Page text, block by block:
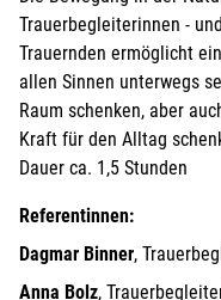
Trauerbegleiterinnen -
Trauernden ermöglicht
allen Sinnen unterwegs
Raum schenken, aber
Kraft für den Alltag
Dauer ca. 1,5 Stunden
Referentinnen:
Dagmar Binner,
Anna Bolz,